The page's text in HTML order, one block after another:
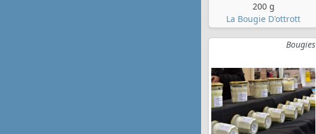
200 g
La Bougie D'ottrott
Bougies